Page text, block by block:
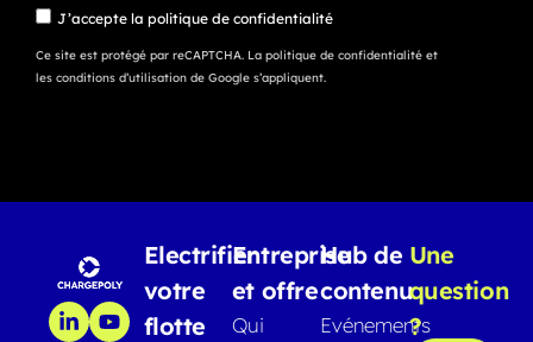
J’accepte la politique de confidentialité
Ce site est protégé par reCAPTCHA. La politique de confidentialité et
les conditions d’utilisation de Google s’appliquent.
Electrifier
votre
flotte
Entreprise
et offre
Qui
Hub de
contenu
Evénements
Une
question
?